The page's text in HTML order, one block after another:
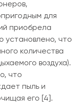
для
приобрела
установлено, что
количества
воздуха).
что
пыль и
его [4].